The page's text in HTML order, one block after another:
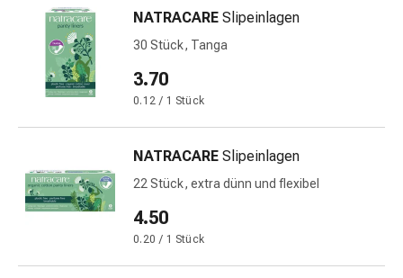
Wundsprays
Wundverschlussstreifen
kleber
und
Augen
Ohrenbeschwerden
Ohrenpflege
Augentropfen
NATRACARE Slipeinlagen
30 Stück, Tanga
3.70
0.12 / 1 Stück
NATRACARE Slipeinlagen
22 Stück, extra dünn und flexibel
4.50
0.20 / 1 Stück